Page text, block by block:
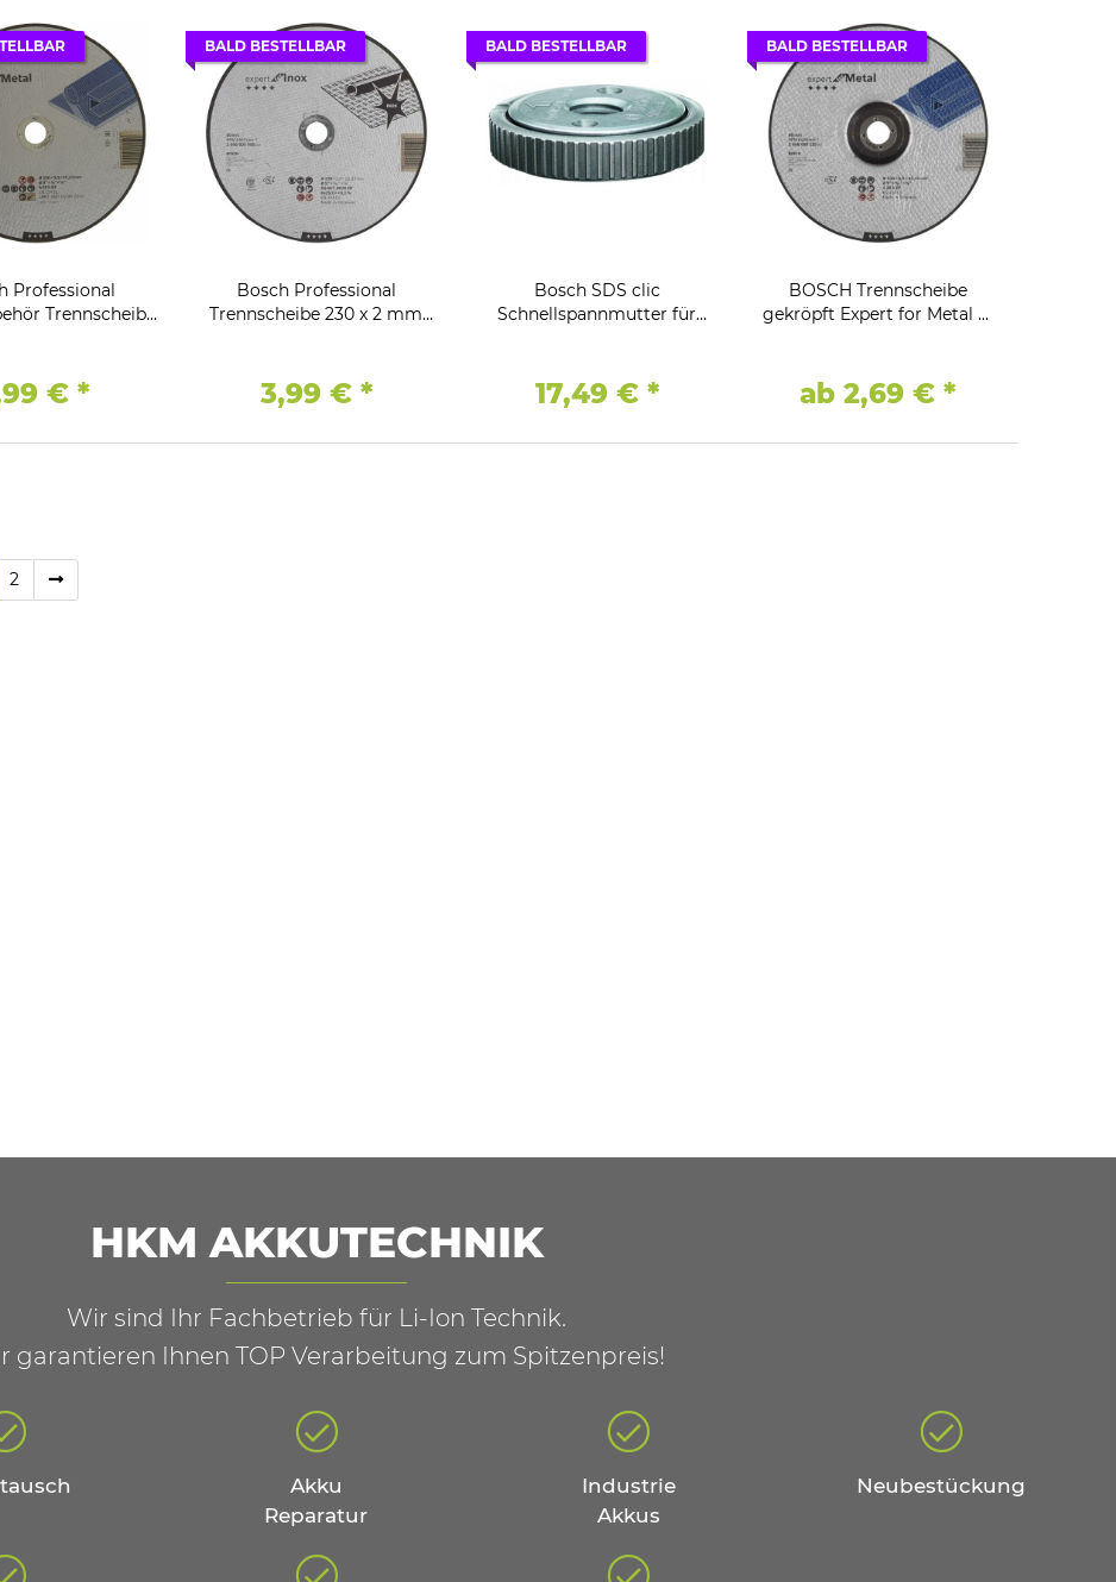
Professional
Trennscheibe
€ *
BALD BESTELLBAR
Bosch Professional
Trennscheibe 230 x 2 mm
3,99 € *
BALD BESTELLBAR
Bosch SDS clic
Schnellspannmutter für
17,49 € *
BALD BESTELLBAR
BOSCH Trennscheibe
gekröpft Expert for Metal Ø
ab 2,69 €*
2
HKM AKKUTECHNIK
Wir sind Ihr Fachbetrieb für Li-Ion Technik.
garantieren Ihnen TOP Verarbeitung zum Spitzenpreis!
Akku
Reparatur
Industrie
Akkus
Neubestückung